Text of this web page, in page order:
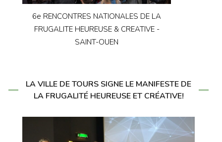
6e RENCONTRES NATIONALES DE LA
FRUGALITE HEUREUSE & CREATIVE -
SAINT-OUEN
LA VILLE DE TOURS SIGNE LE MANIFESTE DE
LA FRUGALITÉ HEUREUSE ET CRÉATIVE!